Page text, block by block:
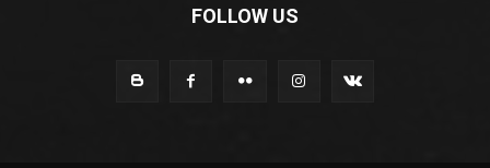
FOLLOW US